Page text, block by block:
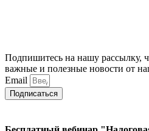
Подпишитесь на нашу рассылку,
важные и полезные новости от
Email
Подписаться